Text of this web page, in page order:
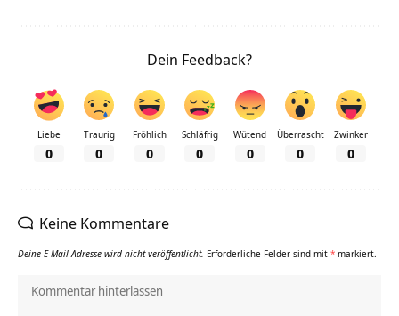
Dein Feedback?
Liebe
0
Traurig
0
Fröhlich
0
Schläfrig
0
Wütend
0
Überrascht
0
Zwinker
0
Keine Kommentare
Deine E-Mail-Adresse wird nicht veröffentlicht. Erforderliche Felder sind mit * markiert.